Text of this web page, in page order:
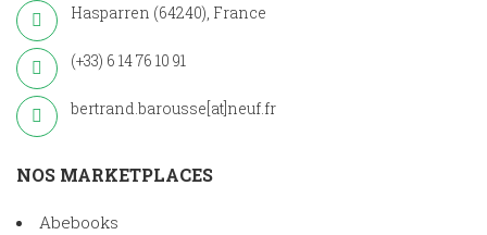
Hasparren (64240), France
(+33) 6 14 76 10 91
bertrand.barousse[at]neuf.fr
NOS MARKETPLACES
Abebooks